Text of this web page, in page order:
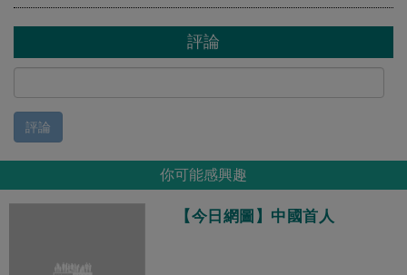
評論
評論
你可能感興趣
【今日網圖】中國首人